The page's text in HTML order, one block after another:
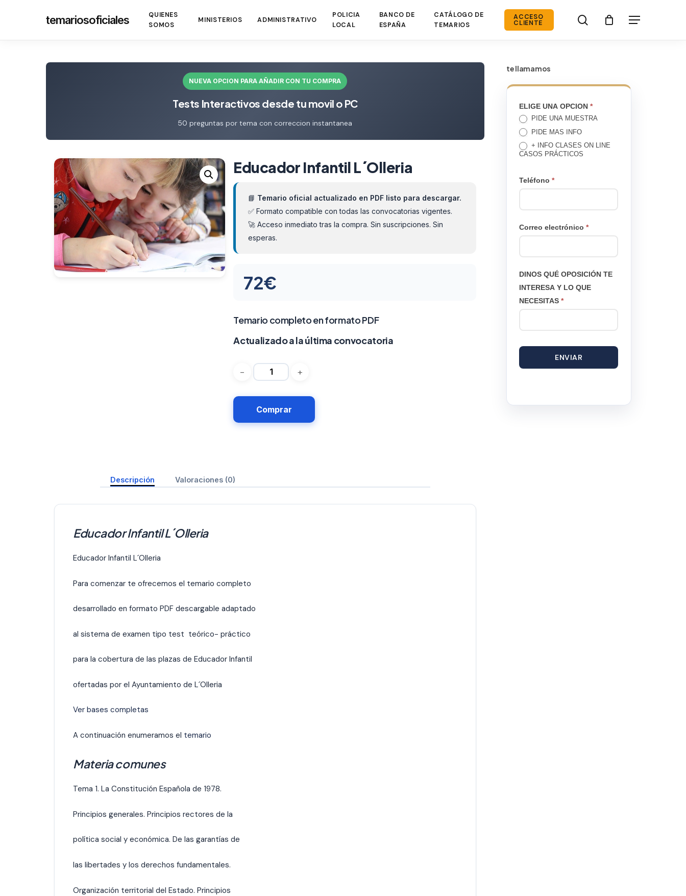
temariosoficiales
QUIENES
SOMOS
MINISTERIOS ADMINISTRATIVO
POLICIA
LOCAL
BANCO DE
ESPAÑA
CATÁLOGO DE
TEMARIOS
ACCESO
CLIENTE search Menú
NUEVA OPCION PARA AÑADIR CON TU COMPRA
Tests Interactivos desde tu movil o PC
50 preguntas por tema con correccion instantanea
Educador Infantil L´Olleria
📘 Temario oficial actualizado en PDF listo para descargar.
✅ Formato compatible con todas las convocatorias vigentes.
🚀 Acceso inmediato tras la compra. Sin suscripciones. Sin
esperas.
72€
Temario completo en formato PDF
Actualizado a la última convocatoria
Comprar
Descripción Valoraciones (0)
Educador Infantil L´Olleria
Educador Infantil L´Olleria
Para comenzar te ofrecemos el temario completo
desarrollado en formato PDF descargable adaptado
al sistema de examen tipo test teórico- práctico
para la cobertura de las plazas de Educador Infantil
ofertadas por el Ayuntamiento de L´Olleria
Ver bases completas
A continuación enumeramos el temario
Materia comunes
Tema 1. La Constitución Española de 1978.
Principios generales. Principios rectores de la
política social y económica. De las garantías de
las libertades y los derechos fundamentales.
Organización territorial del Estado. Principios
te llamamos
TE
LLAMAMOS
ELIGE UNA OPCION*
PIDE UNA MUESTRA
PIDE MAS INFO
+ INFO CLASES ON LINE
CASOS PRÁCTICOS
Teléfono*
Correo electrónico*
DINOS QUÉ OPOSICIÓN TE
INTERESA Y LO QUE
NECESITAS*
ENVIAR